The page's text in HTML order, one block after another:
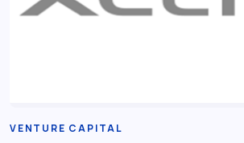
VENTURE CAPITAL